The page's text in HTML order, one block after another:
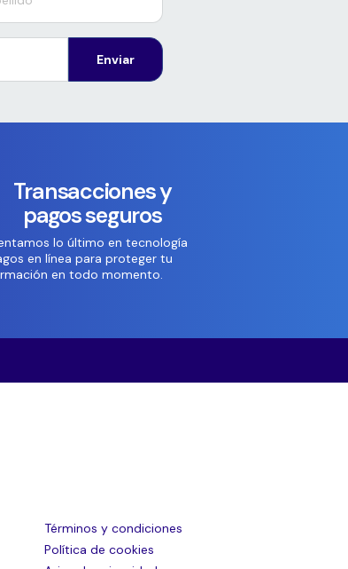
Enviar
Transacciones y
pagos seguros
lo último en tecnología
en línea para proteger tu
en todo momento.
Términos y condiciones
Política de cookies